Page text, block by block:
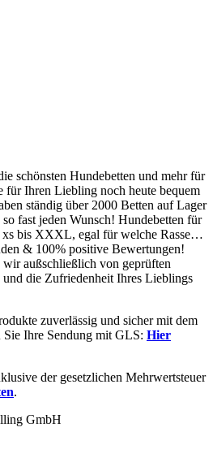
schönsten Hundebetten und mehr für
Ihren Liebling noch heute bequem
ständig über 2000 Betten auf Lager
fast jeden Wunsch! Hundebetten für
xs bis XXXL, egal für welche Rasse…
& 100% positive Bewertungen!
wir außschließlich von geprüften
die Zufriedenheit Ihres Lieblings
zuverlässig und sicher mit dem
Ihre Sendung mit GLS: Hier
der gesetzlichen Mehrwertsteuer
.
GmbH